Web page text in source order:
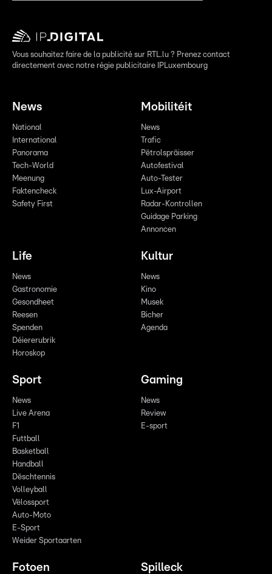
Vous souhaitez faire de la publicité sur RTL.lu ? Prenez contact
directement avec notre régie publicitaire IPLuxembourg
News
National
International
Panorama
Tech-World
Meenung
Faktencheck
Safety First
Mobilitéit
News
Trafic
Pëtrolspräisser
Autofestival
Auto-Tester
Lux-Airport
Radar-Kontrollen
Guidage Parking
Annoncen
Life
News
Gastronomie
Gesondheet
Reesen
Spenden
Déiererubrik
Horoskop
Kultur
News
Kino
Musek
Bicher
Agenda
Sport
News
Live Arena
F1
Futtball
Basketball
Handball
Dëschtennis
Volleyball
Vëlossport
Auto-Moto
E-Sport
Weider Sportaarten
Gaming
News
Review
E-sport
Fotoen Spilleck